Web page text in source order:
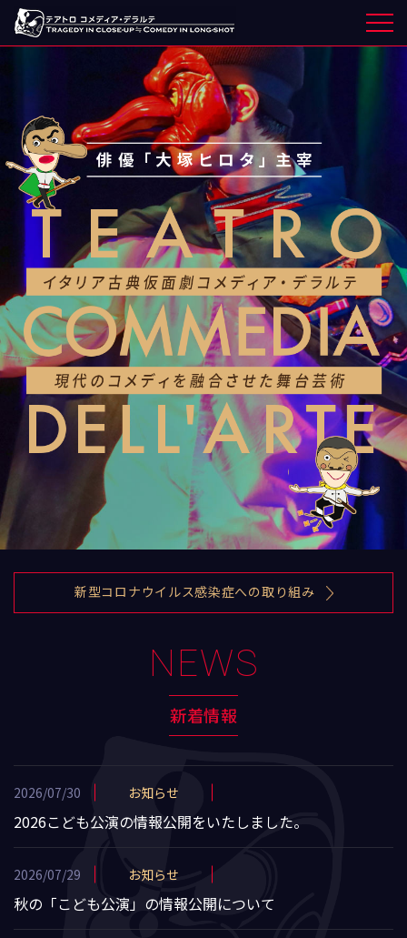
新型コロナウイルス感染症への取り組み
NEWS
新着情報
2026/07/30 お知らせ
2026こども公演の情報公開をいたしました。
2026/07/29 お知らせ
秋の「こども公演」の情報公開について